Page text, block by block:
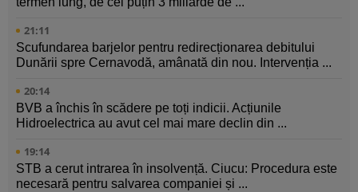
21:11
Scufundarea barjelor pentru redirecționarea debitului
Dunării spre Cernavodă, amânată din nou. Intervenția ...
20:14
BVB a închis în scădere pe toți indicii. Acțiunile
Hidroelectrica au avut cel mai mare declin din ...
19:14
STB a cerut intrarea în insolvență. Ciucu: Procedura este
necesară pentru salvarea companiei și ...